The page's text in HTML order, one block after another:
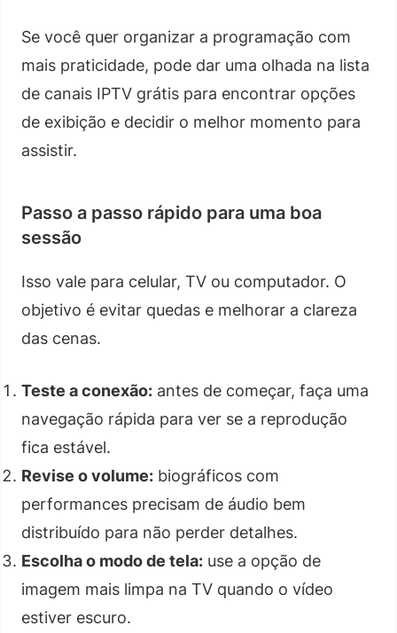
Se você quer organizar a programação com
mais praticidade, pode dar uma olhada na lista
de canais IPTV grátis para encontrar opções
de exibição e decidir o melhor momento para
assistir.
Passo a passo rápido para uma boa
sessão
Isso vale para celular, TV ou computador. O
objetivo é evitar quedas e melhorar a clareza
das cenas.
Teste a conexão: antes de começar, faça uma
navegação rápida para ver se a reprodução
fica estável.
Revise o volume: biográficos com
performances precisam de áudio bem
distribuído para não perder detalhes.
Escolha o modo de tela: use a opção de
imagem mais limpa na TV quando o vídeo
estiver escuro.